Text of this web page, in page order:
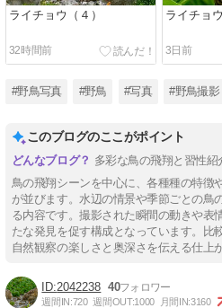
ライチョウ（４）
32時間前
ライチョ
3日前
#野鳥写真 #野鳥 #写真 #野鳥撮影
このブログのここがポイント
多彩な鳥の飛翔と習性紹
鳥の飛翔シーンを中心に、各種種の特徴
が並びます。水辺の情景や季節ごとの鳥
る内容です。撮影された瞬間の動きや表
たな発見を促す構成となっています。比
自然観察の楽しさと奥深さを伝える仕上
2042238 40
週間IN:720 週間OUT:1000 月間IN:3160